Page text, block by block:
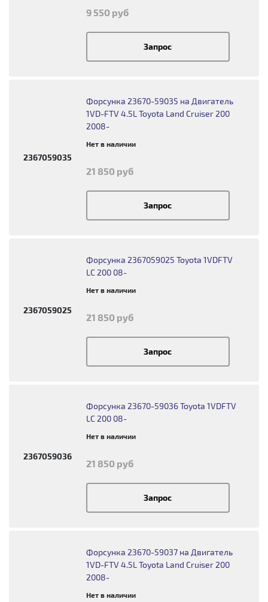
9 550 руб
Запрос
2367059035
Форсунка 23670-59035 на Двигатель
1VD-FTV 4.5L Toyota Land Cruiser 200
2008-
Нет в наличии
21 850 руб
Запрос
2367059025
Форсунка 2367059025 Toyota 1VDFTV
LC 200 08-
Нет в наличии
21 850 руб
Запрос
2367059036
Форсунка 23670-59036 Toyota 1VDFTV
LC 200 08-
Нет в наличии
21 850 руб
Запрос
Форсунка 23670-59037 на Двигатель
1VD-FTV 4.5L Toyota Land Cruiser 200
2008-
Нет в наличии